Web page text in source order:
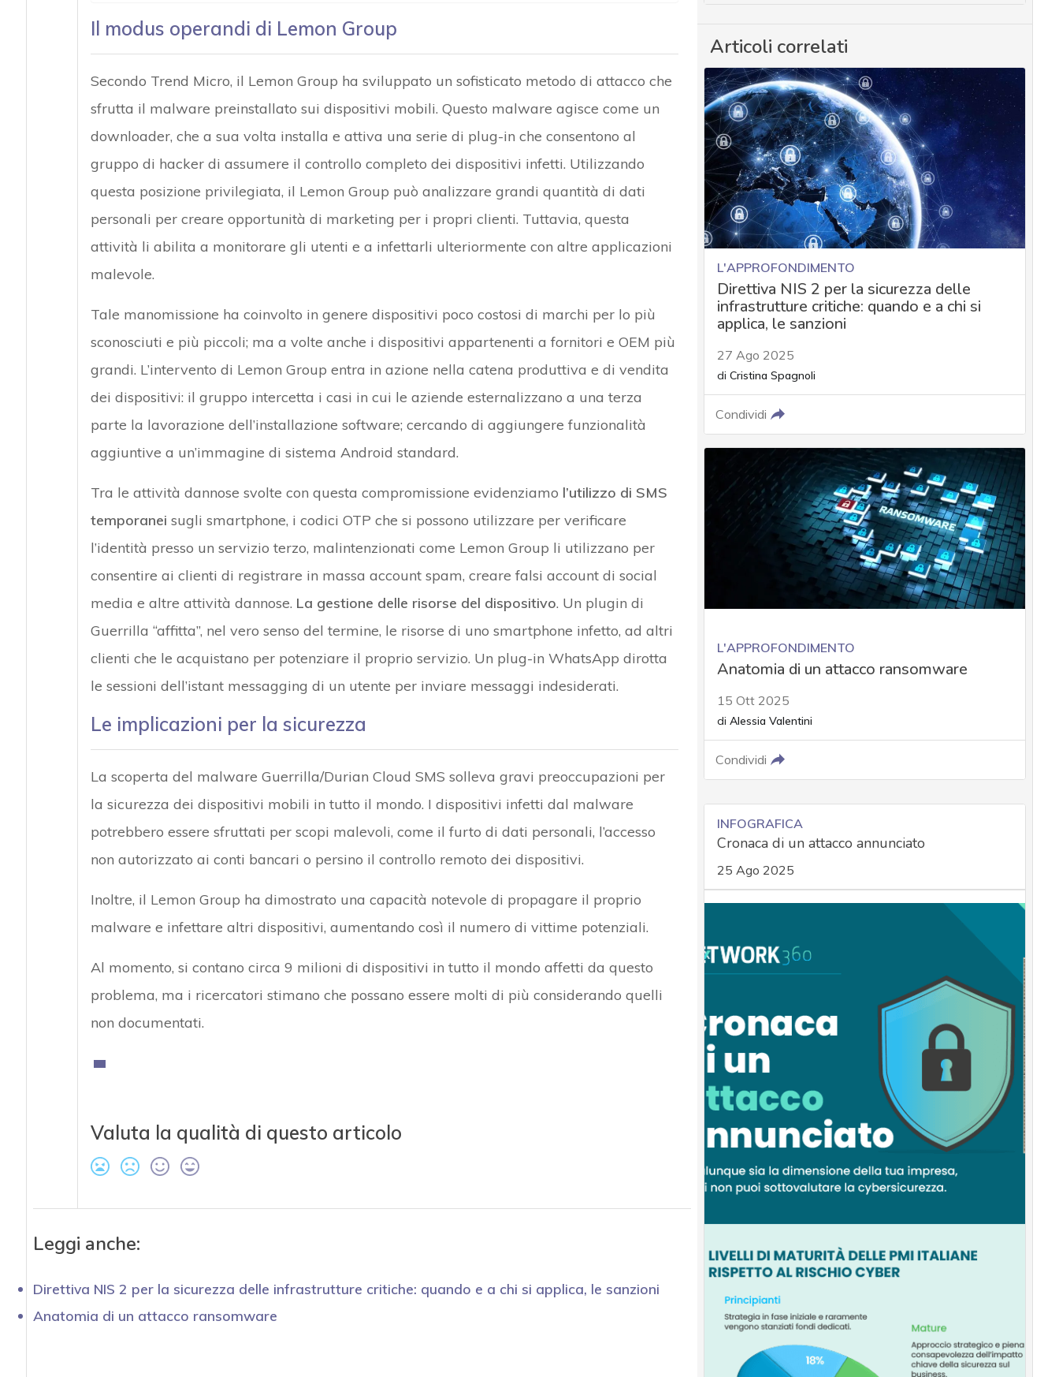
Il modus operandi di Lemon Group
Secondo Trend Micro, il Lemon Group ha sviluppato un sofisticato metodo di attacco che
sfrutta il malware preinstallato sui dispositivi mobili. Questo malware agisce come un
downloader, che a sua volta installa e attiva una serie di plug-in che consentono al
gruppo di hacker di assumere il controllo completo dei dispositivi infetti. Utilizzando
questa posizione privilegiata, il Lemon Group può analizzare grandi quantità di dati
personali per creare opportunità di marketing per i propri clienti. Tuttavia, questa
attività li abilita a monitorare gli utenti e a infettarli ulteriormente con altre applicazioni
malevole.
Tale manomissione ha coinvolto in genere dispositivi poco costosi di marchi per lo più
sconosciuti e più piccoli; ma a volte anche i dispositivi appartenenti a fornitori e OEM più
grandi. L’intervento di Lemon Group entra in azione nella catena produttiva e di vendita
dei dispositivi: il gruppo intercetta i casi in cui le aziende esternalizzano a una terza
parte la lavorazione dell’installazione software; cercando di aggiungere funzionalità
aggiuntive a un’immagine di sistema Android standard.
Tra le attività dannose svolte con questa compromissione evidenziamo l’utilizzo di SMS
temporanei sugli smartphone, i codici OTP che si possono utilizzare per verificare
l’identità presso un servizio terzo, malintenzionati come Lemon Group li utilizzano per
consentire ai clienti di registrare in massa account spam, creare falsi account di social
media e altre attività dannose. La gestione delle risorse del dispositivo. Un plugin di
Guerrilla “affitta”, nel vero senso del termine, le risorse di uno smartphone infetto, ad altri
clienti che le acquistano per potenziare il proprio servizio. Un plug-in WhatsApp dirotta
le sessioni dell’istant messagging di un utente per inviare messaggi indesiderati.
Le implicazioni per la sicurezza
La scoperta del malware Guerrilla/Durian Cloud SMS solleva gravi preoccupazioni per
la sicurezza dei dispositivi mobili in tutto il mondo. I dispositivi infetti dal malware
potrebbero essere sfruttati per scopi malevoli, come il furto di dati personali, l’accesso
non autorizzato ai conti bancari o persino il controllo remoto dei dispositivi.
Inoltre, il Lemon Group ha dimostrato una capacità notevole di propagare il proprio
malware e infettare altri dispositivi, aumentando così il numero di vittime potenziali.
Al momento, si contano circa 9 milioni di dispositivi in tutto il mondo affetti da questo
problema, ma i ricercatori stimano che possano essere molti di più considerando quelli
non documentati.
Valuta la qualità di questo articolo
Leggi anche:
Direttiva NIS 2 per la sicurezza delle infrastrutture critiche: quando e a chi si applica, le sanzioni
Anatomia di un attacco ransomware
Articoli correlati
L'APPROFONDIMENTO
Direttiva NIS 2 per la sicurezza delle
infrastrutture critiche: quando e a chi si
applica, le sanzioni
27 Ago 2025
di Cristina Spagnoli
Condividi
L'APPROFONDIMENTO
Anatomia di un attacco ransomware
15 Ott 2025
di Alessia Valentini
Condividi
INFOGRAFICA
Cronaca di un attacco annunciato
25 Ago 2025